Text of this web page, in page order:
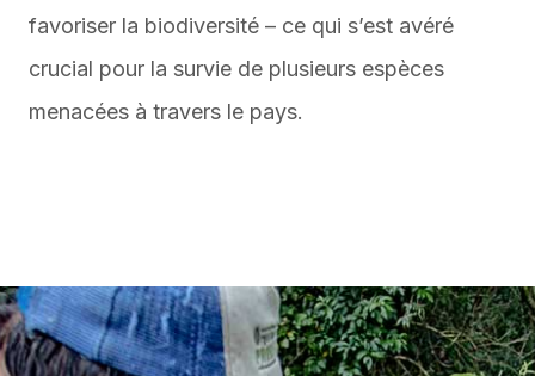
favoriser la biodiversité – ce qui s’est avéré
crucial pour la survie de plusieurs espèces
menacées à travers le pays.